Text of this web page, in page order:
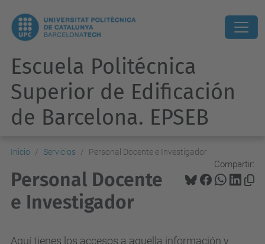
Escuela Politécnica
Superior de Edificación
de Barcelona. EPSEB
Inicio Servicios Personal Docente e Investigador
Compartir:
Personal Docente
e Investigador
Aquí tienes los accesos a aquella información y